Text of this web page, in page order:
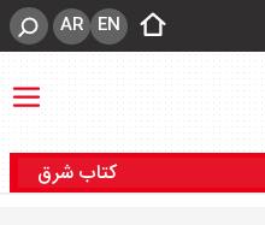
EN
AR
کتاب شرق